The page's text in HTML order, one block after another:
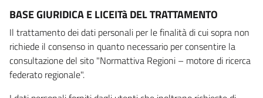
BASE GIURIDICA E LICEITà DEL TRATTAMENTO
Il trattamento dei dati personali per le finalità di cui sopra non
richiede il consenso in quanto necessario per consentire la
consultazione del sito "Normattiva Regioni – motore di ricerca
federato regionale".